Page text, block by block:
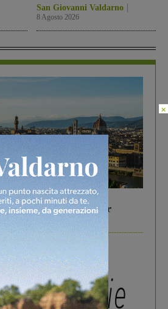
San Giovanni Valdarno
8 Agosto 2026
Firenze: 5 idee per far
×